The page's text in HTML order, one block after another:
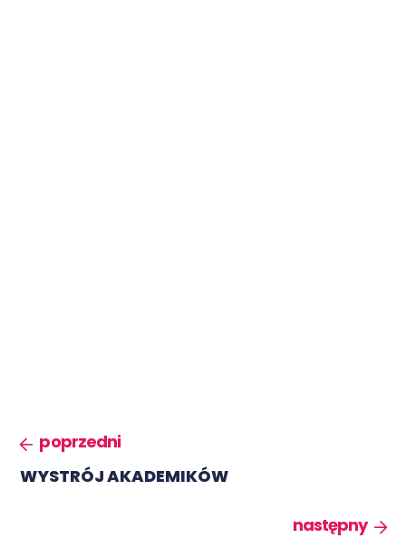
poprzedni
WYSTRÓJ AKADEMIKÓW
następny